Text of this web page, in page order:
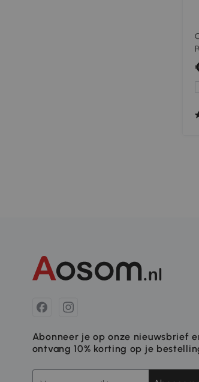
Abonneer je op onze nieuwsbrief
ontvang 10% korting op je